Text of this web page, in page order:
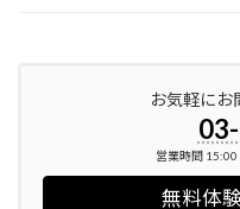
お気軽にお
営業時間
無料体